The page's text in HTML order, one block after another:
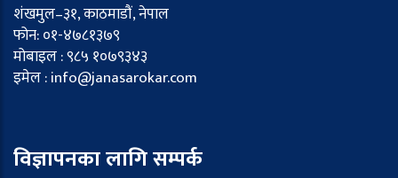
शंखमुल–३१, काठमाडौं, नेपाल
फोन: ०१-४७८१३७९
मोबाइल : ९८५ १०७९३४३
इमेल : info@janasarokar.com
विज्ञापनका लागि सम्पर्क